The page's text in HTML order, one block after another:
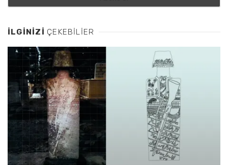
İLGINIZI ÇEKEBILIER